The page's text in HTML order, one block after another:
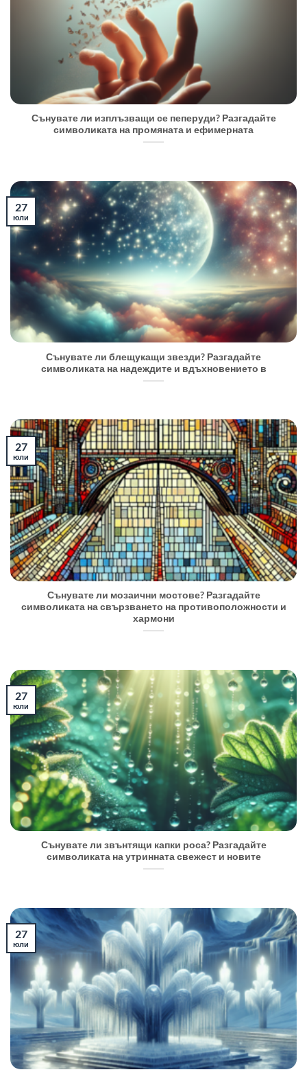
Сънувате ли изплъзващи се пеперуди? Разгадайте
символиката на промяната и ефимерната
Сънувате ли блещукащи звезди? Разгадайте
символиката на надеждите и вдъхновението в
27
юли
Сънувате ли мозаични мостове? Разгадайте
символиката на свързването на противоположности и
хармони
27
юли
Сънувате ли звънтящи капки роса? Разгадайте
символиката на утринната свежест и новите
27
юли
27
юли